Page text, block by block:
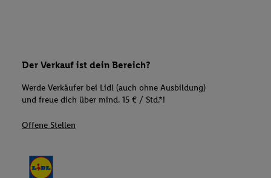
Der Verkauf ist dein Bereich?
Werde Verkäufer bei Lidl (auch ohne Ausbildung)
und freue dich über mind. 15 € / Std.*!
Offene Stellen